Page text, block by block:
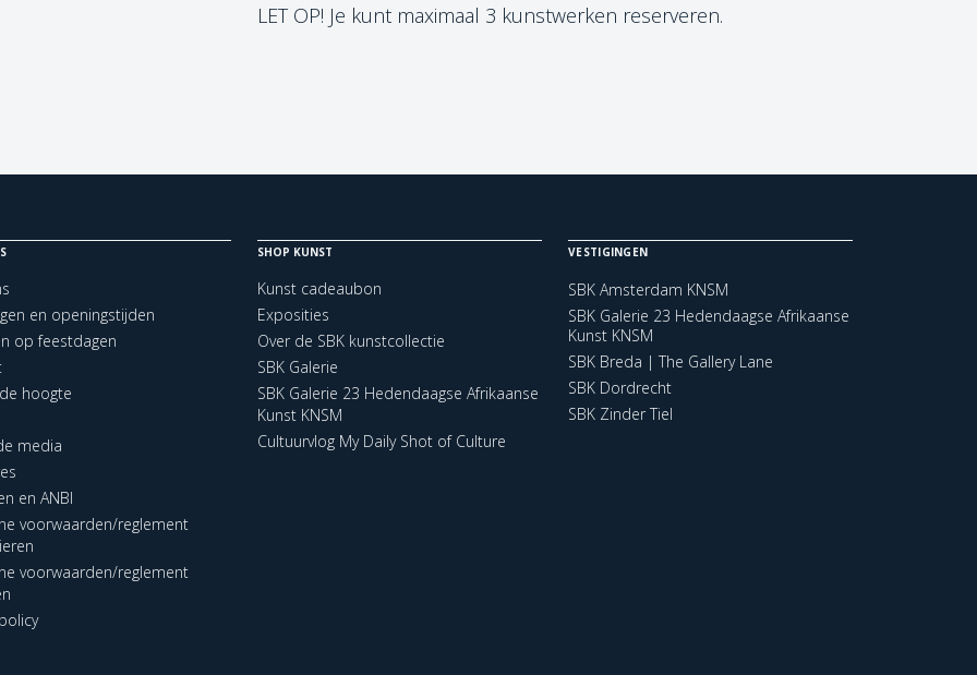
LET OP! Je kunt maximaal 3 kunstwerken reserveren.
en openingstijden
op feestdagen
hoogte
media
en ANBI
voorwaarden/reglement
voorwaarden/reglement
SHOP KUNST
Kunst cadeaubon
Exposities
Over de SBK kunstcollectie
SBK Galerie
SBK Galerie 23 Hedendaagse Afrikaanse
Kunst KNSM
Cultuurvlog My Daily Shot of Culture
VESTIGINGEN
SBK Amsterdam KNSM
SBK Galerie 23 Hedendaagse Afrikaanse
Kunst KNSM
SBK Breda | The Gallery Lane
SBK Dordrecht
SBK Zinder Tiel